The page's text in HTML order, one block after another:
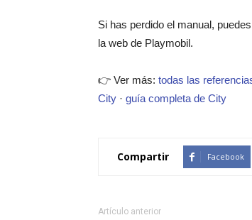
Si has perdido el manual, puedes
la web de Playmobil.
👉 Ver más: todas las
City · guía completa de City
Compartir Facebook
Artículo anterior